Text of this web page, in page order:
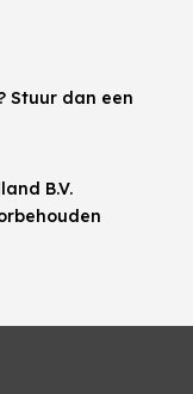
Stuur dan een
B.V.